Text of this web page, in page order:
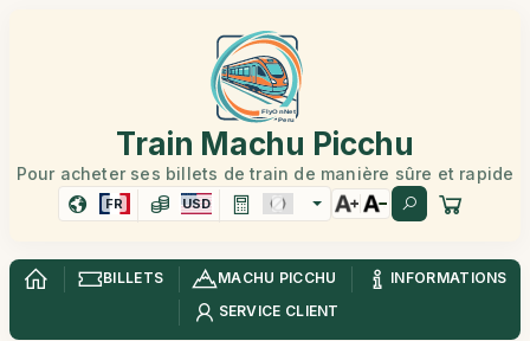
Train Machu Picchu
Pour acheter ses billets de train de manière sûre et rapide
FR USD
BILLETS MACHU PICCHU
INFORMATIONS
SERVICE CLIENT